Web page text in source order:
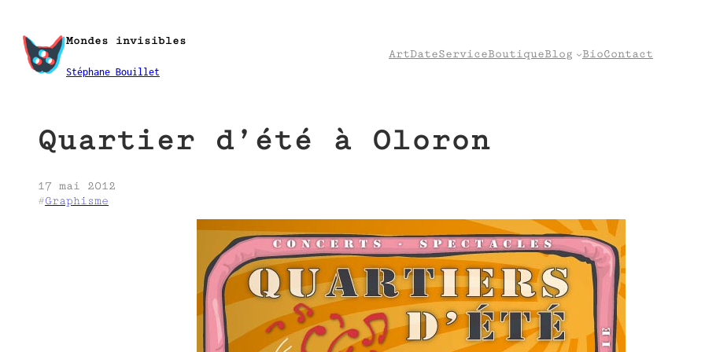
contenu
Mondes invisibles
Stéphane Bouillet
ArtDateServiceBoutiqueBlog BioContact
Quartier d’été à Oloron
17 mai 2012
#Graphisme